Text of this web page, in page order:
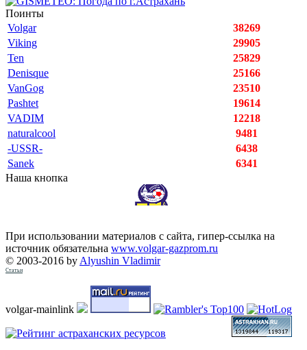
Поинты
Volgar
38269
Viking
29905
Ten
25829
Denisque
25166
VanGog
23510
Pashtet
19614
VADIM
12218
naturalcool
9481
-USSR-
6438
Sanek
6341
Наша кнопка
При использовании материалов с сайта, гипер-ссылка на
источник обязательна www.volgar-gazprom.ru
© 2003-2016 by Alyushin Vladimir
Статьи
volgar-mainlink